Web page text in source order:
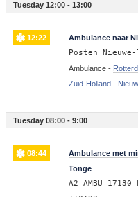
Tuesday 12:00 - 13:00
12:22 Ambulance naar
Posten
Ambulance -
Zuid-Holland-
Tuesday 08:00 - 9:00
08:44
Ambulance met
Tonge
A2 AMBU 17130